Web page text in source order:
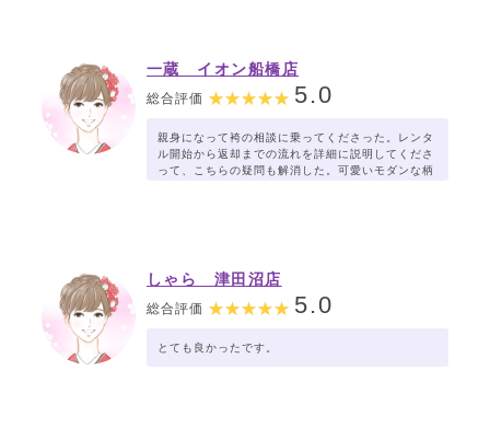
一蔵 イオン船橋店
総合評価 5.0
親身になって袴の相談に乗ってくださった。レンタ
ル開始から返却までの流れを詳細に説明してくださ
って、こちらの疑問も解消した。可愛いモダンな柄
しゃら 津田沼店
総合評価 5.0
とても良かったです。